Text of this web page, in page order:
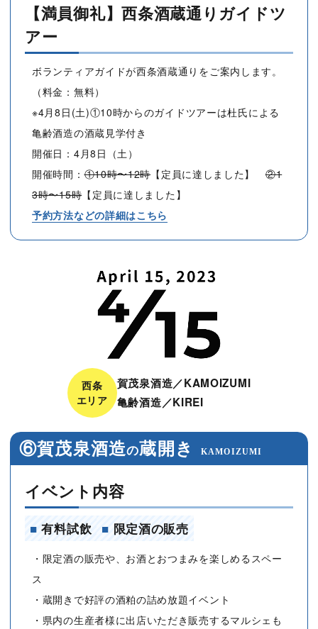
【満員御礼】西条酒蔵通りガイドツ
アー
ボランティアガイドが西条酒蔵通りをご案内します。
（料金：無料）
※4月8日(土)①10時からのガイドツアーは杜氏による
亀齢酒造の酒蔵見学付き
開催日：4月8日（土）
開催時間：①10時〜12時【定員に達しました】②1
3時〜15時【定員に達しました】
予約方法などの詳細はこちら
西条
エリア
賀茂泉酒造／KAMOIZUMI
亀齢酒造／KIREI
⑥賀茂泉酒造の蔵開き KAMOIZUMI
イベント内容
■ 有料試飲 ■ 限定酒の販売
・限定酒の販売や、お酒とおつまみを楽しめるスペー
ス
・蔵開きで好評の酒粕の詰め放題イベント
・県内の生産者様に出店いただき販売するマルシェも